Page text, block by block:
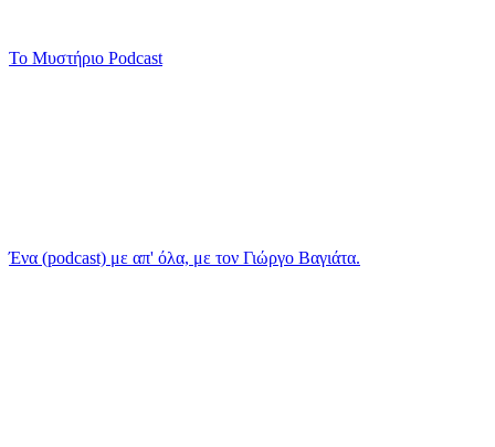
Το Μυστήριο Podcast
Ένα (podcast) με απ' όλα, με τον Γιώργο Βαγιάτα.